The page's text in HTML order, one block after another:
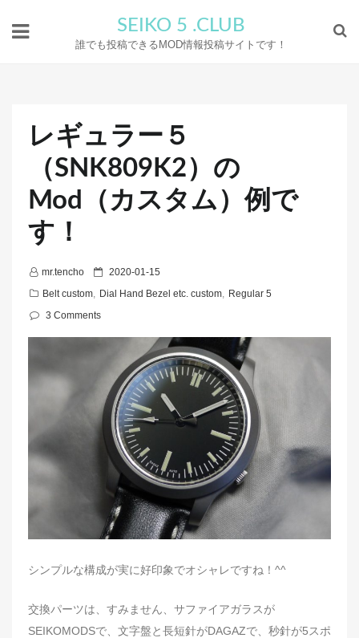
SEIKO 5 .CLUB
誰でも投稿できるMOD情報投稿サイトです！
レギュラー５
（SNK809K2）の
Mod（カスタム）例で
す！
mr.tencho
P
o
n
2020-01-15
Belt custom, Dial Hand Bezel etc. custom, Regular 5
3 Comments
シンプルな構成が実に好印象でオシャレですね！^^
交換パーツは、すみません、サファイアガラスが
SEIKOMODSで、文字盤と長短針がDAGAZで、秒針が5スポ